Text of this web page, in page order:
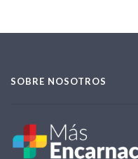
SOBRE NOSOTROS